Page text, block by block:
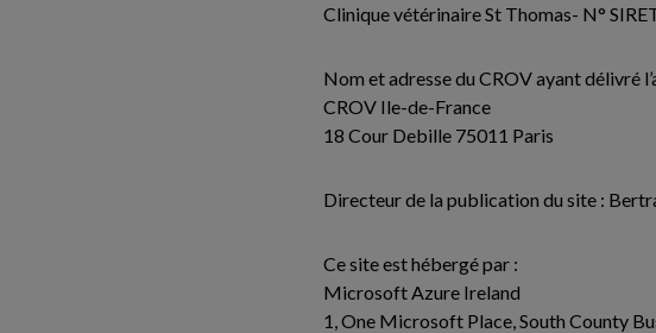
Clinique vétérinaire St Thomas- N°
Nom et adresse du CROV ayant délivré
CROV Ile-de-France
18 Cour Debille 75011 Paris
Directeur de la publication du site :
Ce site est hébergé par :
Microsoft Azure Ireland
1, One Microsoft Place, South County